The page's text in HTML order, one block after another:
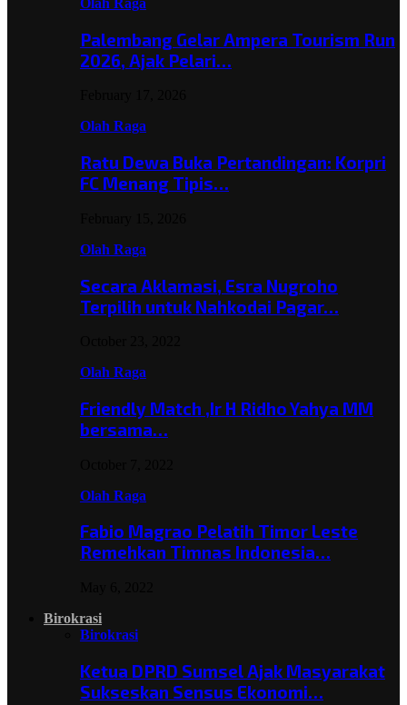
Olah Raga
Palembang Gelar Ampera Tourism Run
2026, Ajak Pelari…
Olah Raga
Ratu Dewa Buka Pertandingan: Korpri
FC Menang Tipis…
Olah Raga
Secara Aklamasi, Esra Nugroho
Terpilih untuk Nahkodai Pagar…
Olah Raga
Friendly Match ,Ir H Ridho Yahya MM
bersama…
Olah Raga
Fabio Magrao Pelatih Timor Leste
Remehkan Timnas Indonesia…
Birokrasi
Birokrasi
Ketua DPRD Sumsel Ajak Masyarakat
Sukseskan Sensus Ekonomi…